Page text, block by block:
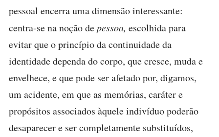
pessoal encerra uma dimensão interessante:
centra-se na noção depessoa, escolhida para
evitar que o princípio da continuidade da
identidade dependa do corpo, que cresce, muda e
envelhece, e que pode ser afetado por, digamos,
um acidente, em que as memórias, caráter e
propósitos associados àquele indivíduo poderão
desaparecer e ser completamente substituídos,